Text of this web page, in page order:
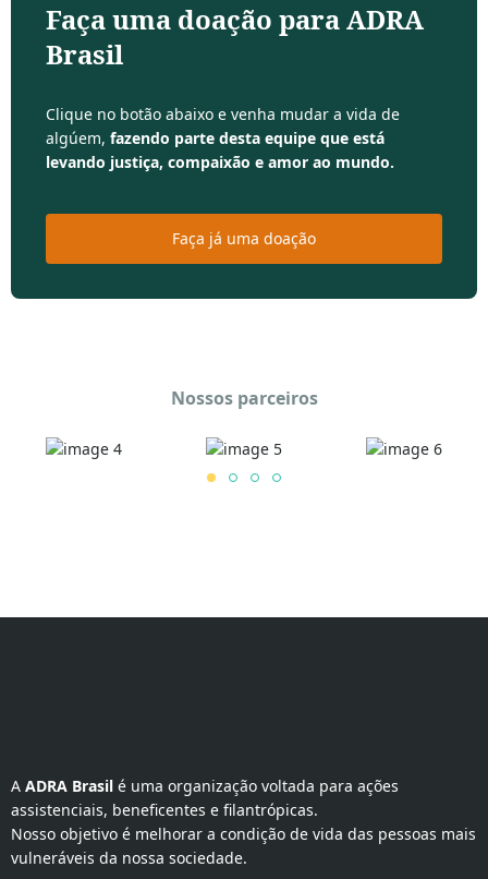
Faça uma doação para ADRA
Brasil
Clique no botão abaixo e venha mudar a vida de
algúem, fazendo parte desta equipe que está
levando justiça, compaixão e amor ao mundo.
Faça já uma doação
Nossos parceiros
A ADRA Brasil é uma organização voltada para ações
assistenciais, beneficentes e filantrópicas.
Nosso objetivo é melhorar a condição de vida das pessoas mais
vulneráveis da nossa sociedade.